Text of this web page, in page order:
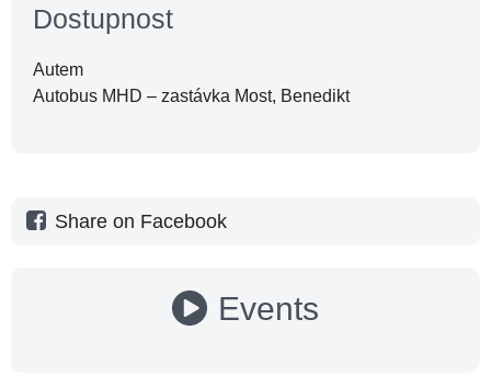
Dostupnost
Autem
Autobus MHD – zastávka Most, Benedikt
Share on Facebook
Events